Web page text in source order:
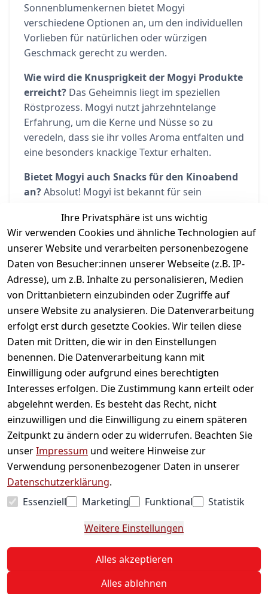
Sonnenblumenkernen bietet Mogyi
verschiedene Optionen an, um den individuellen
Vorlieben für natürlichen oder würzigen
Geschmack gerecht zu werden.
Wie wird die Knusprigkeit der Mogyi Produkte
erreicht? Das Geheimnis liegt im speziellen
Röstprozess. Mogyi nutzt jahrzehntelange
Erfahrung, um die Kerne und Nüsse so zu
veredeln, dass sie ihr volles Aroma entfalten und
eine besonders knackige Textur erhalten.
Bietet Mogyi auch Snacks für den Kinoabend
an?Absolut! Mogyi ist bekannt für sein
Mikrowellen-Popcorn für die frische
Zubereitung als auch bereits fertiges Popcorn in
verschiedenen Geschmacksrichtungen umfasst.
Ihre Privatsphäre ist uns wichtig
Wir verwenden Cookies und ähnliche Technologien auf
unserer Website und verarbeiten personenbezogene
Daten von Besucher:innen unserer Webseite (z.B. IP-
Adresse), um z.B. Inhalte zu personalisieren, Medien
von Drittanbietern einzubinden oder Zugriffe auf
unsere Website zu analysieren. Die Datenverarbeitung
erfolgt erst durch gesetzte Cookies. Wir teilen diese
Daten mit Dritten, die wir in den Einstellungen
benennen. Die Datenverarbeitung kann mit
Einwilligung oder aufgrund eines berechtigten
Interesses erfolgen. Die Zustimmung kann erteilt oder
abgelehnt werden. Es besteht das Recht, nicht
einzuwilligen und die Einwilligung zu einem späteren
Zeitpunkt zu ändern oder zu widerrufen. Beachten Sie
unserImpressum und weitere Hinweise zur
Verwendung personenbezogener Daten in unserer
Datenschutzerklärung.
Essenziell
Marketing Funktional
Statistik
Weitere Einstellungen
Alles akzeptieren
Alles ablehnen
Informationen
Mein Konto
Vertrag widerrufen
Unternehmen
Zahlarten
© 2026 Sweets Online